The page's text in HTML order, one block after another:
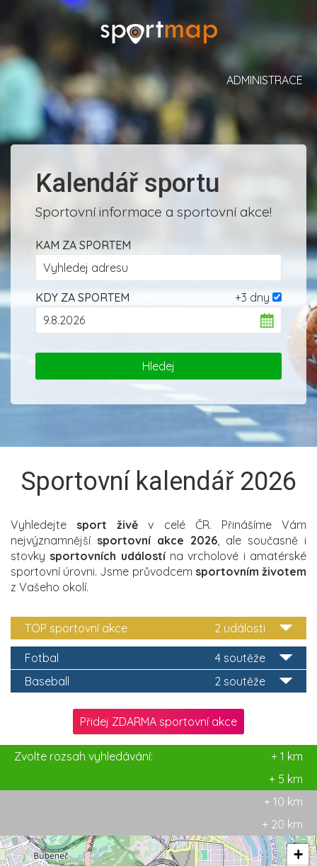
ADMINISTRACE
Kalendář sportu
Sportovní informace a sportovní akce!
KAM ZA SPORTEM
+3 dny
KDY ZA SPORTEM
Sportovní kalendář 2026
Vyhledejte sport živě v celé ČR. Přinášíme Vám
nejvýznamnější sportovní akce 2026, ale současně i
stovky sportovních událostína vrcholové i amatérské
sportovní úrovni. Jsme průvodcem sportovním životem
z Vašeho okolí.
2 události
TOP sportovní akce
4 soutěže
Fotbal
2 soutěže
Baseball
Přidej ZDARMA sportovní akce
Zvolte rozsah vyhledávání:
+ 1 km
+ 5 km
+ 10 km
+ 20 km
+